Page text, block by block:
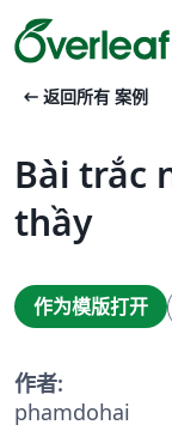
arrow_left_alt 返回所有 案例
Bài trắc
thầy
作为模版打开
作者:
phamdohai